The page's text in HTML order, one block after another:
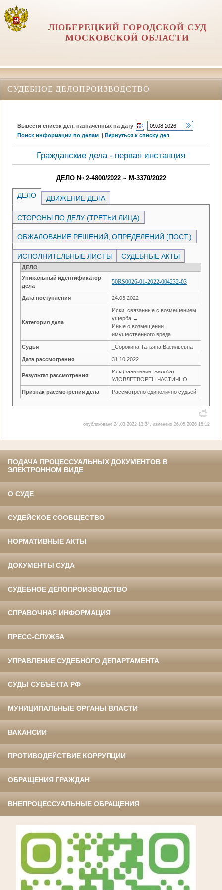
ЛЮБЕРЕЦКИЙ ГОРОДСКОЙ СУД
МОСКОВСКОЙ ОБЛАСТИ
СУДЕБНОЕ ДЕЛОПРОИЗВОДСТВО
Вывести список дел, назначенных на дату
Поиск информации по делам |Вернуться к списку дел
Гражданские дела - первая инстанция
ДЕЛО № 2-4800/2022 ~ М-3370/2022
ДЕЛО ДВИЖЕНИЕ ДЕЛА
СТОРОНЫ ПО ДЕЛУ (ТРЕТЬИ ЛИЦА)
ОБЖАЛОВАНИЕ РЕШЕНИЙ, ОПРЕДЕЛЕНИЙ (ПОСТ.)
ИСПОЛНИТЕЛЬНЫЕ ЛИСТЫ СУДЕБНЫЕ АКТЫ
ДЕЛО
Уникальный идентификатор
дела
50RS0026-01-2022-004232-03
Дата поступления 24.03.2022
Категория дела
Иски, связанные с возмещением
ущерба →
Иные о возмещении
имущественного вреда
Судья _Сорокина Татьяна Васильевна
Дата рассмотрения 31.10.2022
Результат рассмотрения
Иск (заявление, жалоба)
УДОВЛЕТВОРЕН ЧАСТИЧНО
Признак рассмотрения дела Рассмотрено единолично судьей
опубликовано 24.03.2022 13:34, изменено 26.05.2026 15:12
ПОДАЧА ПРОЦЕССУАЛЬНЫХ ДОКУМЕНТОВ В
ЭЛЕКТРОННОМ ВИДЕ
О СУДЕ
СУДЕЙСКОЕ СООБЩЕСТВО
НОРМАТИВНЫЕ АКТЫ
ДОКУМЕНТЫ СУДА
СУДЕБНОЕ ДЕЛОПРОИЗВОДСТВО
СПРАВОЧНАЯ ИНФОРМАЦИЯ
ПРЕСС-СЛУЖБА
УПРАВЛЕНИЕ СУДЕБНОГО ДЕПАРТАМЕНТА
СУДЫ СУБЪЕКТА РФ
МУНИЦИПАЛЬНЫЕ ОРГАНЫ ВЛАСТИ
ВАКАНСИИ
ПРОТИВОДЕЙСТВИЕ КОРРУПЦИИ
ОБРАЩЕНИЯ ГРАЖДАН
ВНЕПРОЦЕССУАЛЬНЫЕ ОБРАЩЕНИЯ